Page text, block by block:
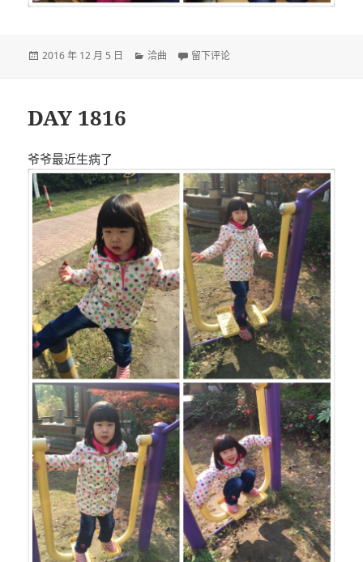
发
2016 年 12 月 5 日
分
洽曲 于DAY 1817
留下评论
DAY 1816
爷爷最近生病了